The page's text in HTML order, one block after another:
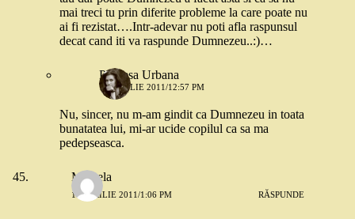
mai treci tu prin diferite probleme la care poate nu
ai fi rezistat….Intr-adevar nu poti afla raspunsul
decat cand iti va raspunde Dumnezeu..:)…
Printesa Urbana
10 APRILIE 2011/12:57 PM
Nu, sincer, nu m-am gindit ca Dumnezeu in toata
bunatatea lui, mi-ar ucide copilul ca sa ma
pedepseasca.
Mihaela
10 APRILIE 2011/1:06 PM RĂSPUNDE